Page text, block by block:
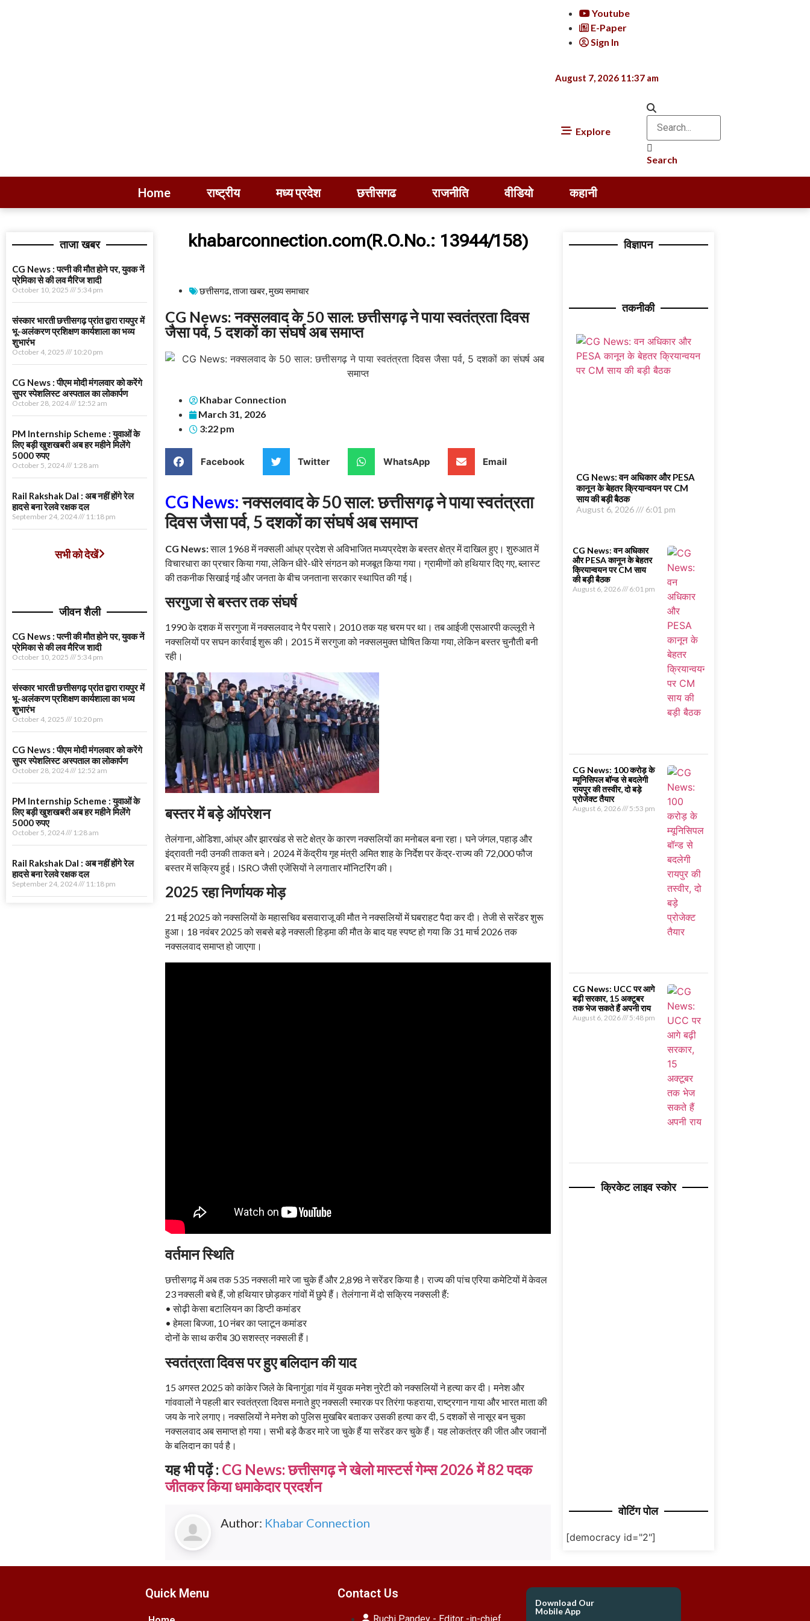
Youtube
E-Paper
Sign In
August 7, 2026 11:37 am
Explore
Search
Home राष्ट्रीय मध्य प्रदेश छत्तीसगढ राजनीति वीडियो कहानी
ताजा खबर
CG News : पत्नी की मौत होने पर, युवक नें
प्रेमिका से की लव मैरिज शादी
October 10, 2025 5:34 pm
संस्कार भारती छत्तीसगढ़ प्रांत द्वारा रायपुर में
भू-अलंकरण प्रशिक्षण कार्यशाला का भव्य
शुभारंभ
October 4, 2025 10:20 pm
CG News : पीएम मोदी मंगलवार को करेंगे
सुपर स्पेशलिस्ट अस्पताल का लोकार्पण
October 28, 2024 12:52 am
PM Internship Scheme : युवाओं के
लिए बड़ी खुशखबरी अब हर महीने मिलेंगे
5000 रुपए
October 5, 2024 1:28 am
Rail Rakshak Dal : अब नहीं होंगे रेल
हादसे बना रेलवे रक्षक दल
September 24, 2024 11:18 pm
सभी को देखें
जीवन शैली
CG News : पत्नी की मौत होने पर, युवक नें
प्रेमिका से की लव मैरिज शादी
October 10, 2025 5:34 pm
संस्कार भारती छत्तीसगढ़ प्रांत द्वारा रायपुर में
भू-अलंकरण प्रशिक्षण कार्यशाला का भव्य
शुभारंभ
October 4, 2025 10:20 pm
CG News : पीएम मोदी मंगलवार को करेंगे
सुपर स्पेशलिस्ट अस्पताल का लोकार्पण
October 28, 2024 12:52 am
PM Internship Scheme : युवाओं के
लिए बड़ी खुशखबरी अब हर महीने मिलेंगे
5000 रुपए
October 5, 2024 1:28 am
Rail Rakshak Dal : अब नहीं होंगे रेल
हादसे बना रेलवे रक्षक दल
September 24, 2024 11:18 pm
khabarconnection.com(R.O.No.: 13944/158)
छत्तीसगढ,ताजा खबर,मुख्य समाचार​
CG News: नक्सलवाद के 50 साल: छत्तीसगढ़ ने पाया स्वतंत्रता दिवस
जैसा पर्व, 5 दशकों का संघर्ष अब समाप्त
Khabar Connection
March 31, 2026
3:22 pm
Facebook Twitter WhatsApp Email
CG News:नक्सलवाद के 50 साल: छत्तीसगढ़ ने पाया स्वतंत्रता
दिवस जैसा पर्व, 5 दशकों का संघर्ष अब समाप्त
CG News:साल 1968 में नक्सली आंध्र प्रदेश से अविभाजित मध्यप्रदेश के बस्तर क्षेत्र में दाखिल हुए। शुरुआत में
विचारधारा का प्रचार किया गया, लेकिन धीरे-धीरे संगठन को मजबूत किया गया। ग्रामीणों को हथियार दिए गए, ब्लास्ट
की तकनीक सिखाई गई और जनता के बीच जनताना सरकार स्थापित की गई।
सरगुजा से बस्तर तक संघर्ष
1990 के दशक में सरगुजा में नक्सलवाद ने पैर पसारे। 2010 तक यह चरम पर था। तब आईजी एसआरपी कल्लूरी ने
नक्सलियों पर सघन कार्रवाई शुरू की। 2015 में सरगुजा को नक्सलमुक्त घोषित किया गया, लेकिन बस्तर चुनौती बनी
रही।
बस्तर में बड़े ऑपरेशन
तेलंगाना, ओडिशा, आंध्र और झारखंड से सटे क्षेत्र के कारण नक्सलियों का मनोबल बना रहा। घने जंगल, पहाड़ और
इंद्रावती नदी उनकी ताकत बने। 2024 में केंद्रीय गृह मंत्री अमित शाह के निर्देश पर केंद्र-राज्य की 72,000 फौज
बस्तर में सक्रिय हुई। ISRO जैसी एजेंसियों ने लगातार मॉनिटरिंग की।
2025 रहा निर्णायक मोड़
21 मई 2025 को नक्सलियों के महासचिव बसवाराजू की मौत ने नक्सलियों में घबराहट पैदा कर दी। तेजी से सरेंडर शुरू
हुआ। 18 नवंबर 2025 को सबसे बड़े नक्सली हिड़मा की मौत के बाद यह स्पष्ट हो गया कि 31 मार्च 2026 तक
नक्सलवाद समाप्त हो जाएगा।
वर्तमान स्थिति
छत्तीसगढ़ में अब तक 535 नक्सली मारे जा चुके हैं और 2,898 ने सरेंडर किया है। राज्य की पांच एरिया कमेटियों में केवल
23 नक्सली बचे हैं, जो हथियार छोड़कर गांवों में छुपे हैं। तेलंगाना में दो सक्रिय नक्सली हैं:
• सोढ़ी केसा बटालियन का डिप्टी कमांडर
• हेमला बिज्जा, 10 नंबर का प्लाटून कमांडर
दोनों के साथ करीब 30 सशस्त्र नक्सली हैं।
स्वतंत्रता दिवस पर हुए बलिदान की याद
15 अगस्त 2025 को कांकेर जिले के बिनागुंडा गांव में युवक मनेश नुरेटी को नक्सलियों ने हत्या कर दी। मनेश और
गांववालों ने पहली बार स्वतंत्रता दिवस मनाते हुए नक्सली स्मारक पर तिरंगा फहराया, राष्ट्रगान गाया और भारत माता की
जय के नारे लगाए। नक्सलियों ने मनेश को पुलिस मुखबिर बताकर उसकी हत्या कर दी, 5 दशकों से नासूर बन चुका
नक्सलवाद अब समाप्त हो गया। सभी बड़े कैडर मारे जा चुके हैं या सरेंडर कर चुके हैं। यह लोकतंत्र की जीत और जवानों
के बलिदान का पर्व है।
यह भी पढ़ें : CG News: छत्तीसगढ़ ने खेलो मास्टर्स गेम्स 2026 में 82 पदक
जीतकर किया धमाकेदार प्रदर्शन
Author: Khabar Connection
विज्ञापन
तकनीकी
CG News: वन अधिकार और PESA
कानून के बेहतर क्रियान्वयन पर CM
साय की बड़ी बैठक
August 6, 2026 6:01 pm
CG News: वन अधिकार
और PESA कानून के बेहतर
क्रियान्वयन पर CM साय
की बड़ी बैठक
August 6, 2026 6:01 pm
CG News: 100 करोड़ के
म्यूनिसिपल बॉन्ड से बदलेगी
रायपुर की तस्वीर, दो बड़े
प्रोजेक्ट तैयार
August 6, 2026 5:53 pm
CG News: UCC पर आगे
बढ़ी सरकार, 15 अक्टूबर
तक भेज सकते हैं अपनी राय
August 6, 2026 5:48 pm
क्रिकेट लाइव स्कोर
वोटिंग पोल
[democracy id="2"]
Quick Menu Contact Us
Download Our
Mobile App